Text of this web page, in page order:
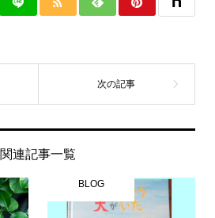
関連記事一覧
BLOG